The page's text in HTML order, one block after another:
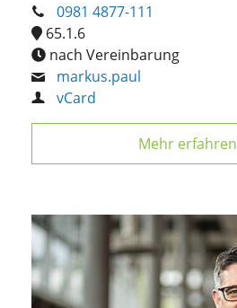
0981 4877-111
65.1.6
nach Vereinbarung
markus.paul
vCard
Mehr erfahren